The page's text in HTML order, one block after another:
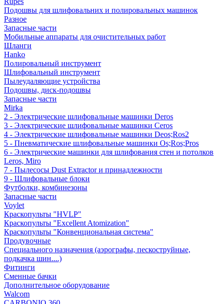
Подошвы для шлифовальних и полировальных машинок
Разное
Запасные части
Мобильные аппараты для очистительных работ
Шланги
Hanko
Полировальный инструмент
Шлифовальный инструмент
Пылеудаляющие устройства
Подошвы, диск-подошвы
Запасные части
Mirka
2 - Электрические шлифовальные машинки Deros
3 - Электрические шлифовальные машинки Ceros
4 - Электрические шлифовальные машинки Deos;Ros2
5 - Пневматические шлифовальные машинки Os;Ros;Pros
6 - Электрические машинки для шлифования стен и потолков
Leros, Miro
7 - Пылесосы Dust Extractor и принадлежности
9 - Шлифовальные блоки
Футболки, комбинезоны
Запасные части
Voylet
Краскопульты "HVLP"
Краскопульты "Excellent Atomization"
Краскопульты "Конвенциональная система"
Продувочные
Специального назначения (аэрографы, пескоструйные,
подкачка шин....)
Фитинги
Сменные бачки
Дополнительное оборудование
Walcom